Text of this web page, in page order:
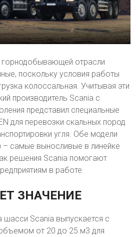
горнодобывающей отрасли
поскольку условия работы
колоссальная. Учитывая эти
производитель Scania с
представил специальные
для перевозки скальных пород
угля. Обе модели
– самые выносливые в линейке
решения Scania помогают
в работе.
ЗНАЧЕНИЕ
шасси Scania выпускается с
от 20 до 25 м3 для